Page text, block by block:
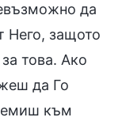
да
Него, защото
това. Ако
да Го
към